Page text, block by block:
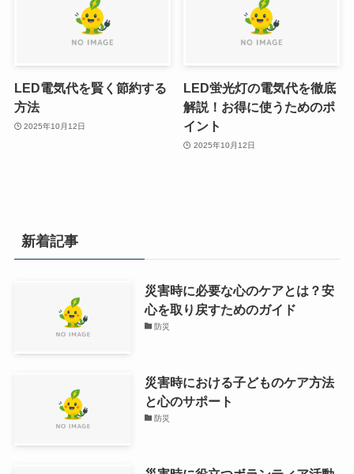
LED電気代を賢く節約する
方法
2025年10月12日
LED蛍光灯の電気代を徹底
解説！お得に使うためのポ
イント
2025年10月12日
新着記事
災害時に必要な心のケアとは？安
心を取り戻すためのガイド
防災
災害時における子どものケア方法
と心のサポート
防災